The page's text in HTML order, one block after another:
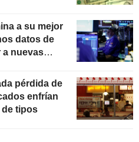
a su mejor
datos de
a nuevas
pérdida de
enfrían
de tipos